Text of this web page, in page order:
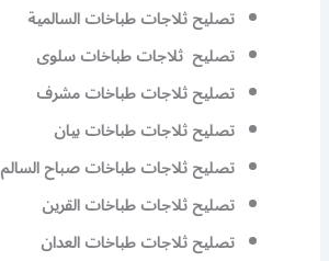
تصليح ثلاجات طباخات السالمية
تصليح ثلاجات طباخات سلوى
تصليح ثلاجات طباخات مشرف
تصليح ثلاجات طباخات بيان
تصليح ثلاجات طباخات صباح السالم
تصليح ثلاجات طباخات القرين
تصليح ثلاجات طباخات العدان